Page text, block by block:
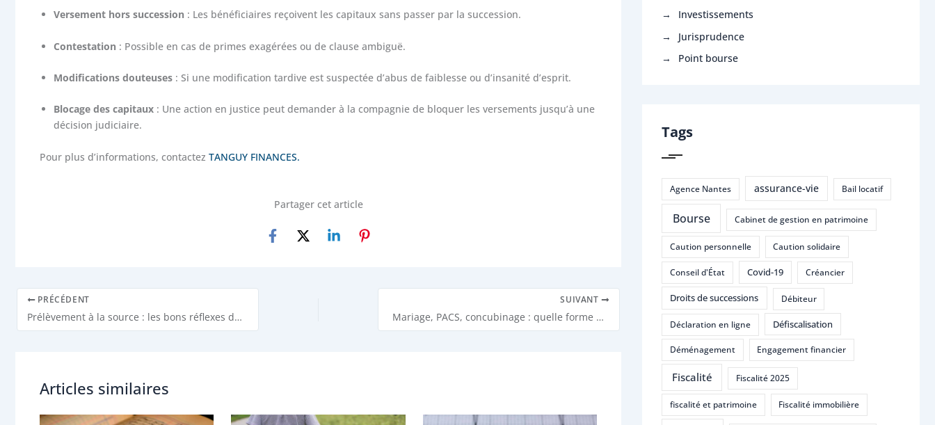
Versement hors succession : Les bénéficiaires reçoivent les capitaux sans passer par la succession.
Contestation : Possible en cas de primes exagérées ou de clause ambiguë.
Modifications douteuses : Si une modification tardive est suspectée d’abus de faiblesse ou d’insanité d’esprit.
Blocage des capitaux : Une action en justice peut demander à la compagnie de bloquer les versements jusqu’à une
décision judiciaire.
Pour plus d’informations, contactez TANGUY FINANCES.
Partager cet article
PRÉCÉDENT
Prélèvement à la source : les bons réflexes de la rentrée
SUIVANT
Mariage, PACS, concubinage : quelle forme d’union choisir ?
Articles similaires
Investissements
Jurisprudence
Point bourse
Tags
Agence Nantes assurance-vie Bail locatif
Bourse Cabinet de gestion en patrimoine
Caution personnelle Caution solidaire
Conseil d'État Covid-19 Créancier
Droits de successions Débiteur
Déclaration en ligne Défiscalisation
Déménagement Engagement financier
Fiscalité Fiscalité 2025
fiscalité et patrimoine Fiscalité immobilière